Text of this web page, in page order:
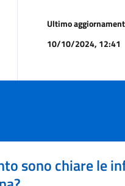
Ultimo
10/10/2024, 12:41
sono chiare le